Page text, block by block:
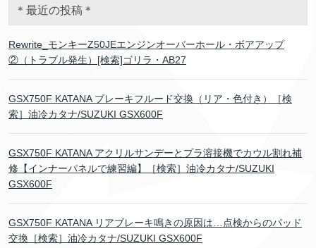
＊最近の投稿＊
Rewrite_モンキーZ50JEエンジンオーバーホール・ボアアップ
②（トラブル発生）[検索]ゴリラ・AB27
GSX750F KATANA ブレーキフルード交換（リア・色付き）［検
索］油冷カタナ/SUZUKI GSX600F
GSX750F KATANA アクリルサンデーとプラ溶接機でカウル割れ補
修【インナーパネルで練習編】［検索］油冷カタナ/SUZUKI
GSX600F
GSX750F KATANA リアブレーキ鳴きの原因は…点検からのパッド
交換［検索］油冷カタナ/SUZUKI GSX600F